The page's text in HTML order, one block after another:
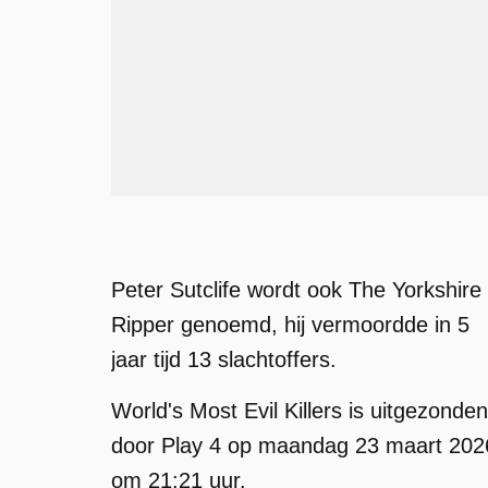
Peter Sutclife wordt ook The Yorkshire
Ripper genoemd, hij vermoordde in 5
jaar tijd 13 slachtoffers.
World's Most Evil Killers is uitgezonden
door Play 4 op maandag 23 maart
om 21:21 uur.